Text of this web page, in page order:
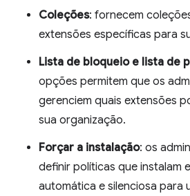
Coleções: fornecem
extensões específicas para
Lista de bloqueio e lista de
opções permitem que os
gerenciem quais extensões
sua organização.
Forçar a instalação: os
definir políticas que instalam
automática e silenciosa para